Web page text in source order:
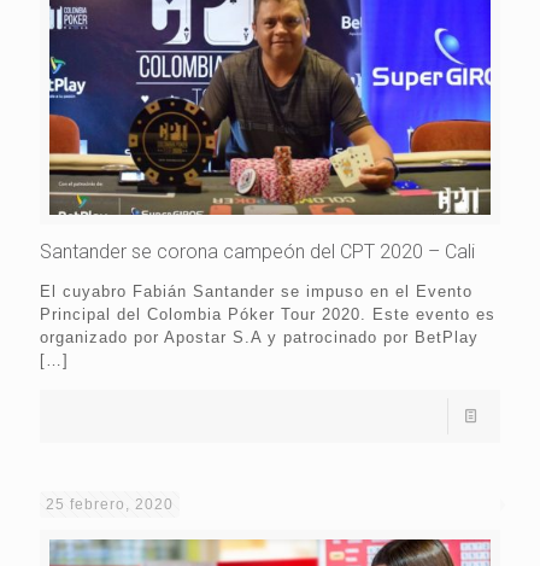
Santander se corona campeón del CPT 2020 – Cali
El cuyabro Fabián Santander se impuso en el Evento
Principal del Colombia Póker Tour 2020. Este evento es
organizado por Apostar S.A y patrocinado por BetPlay
[…]
25 febrero, 2020